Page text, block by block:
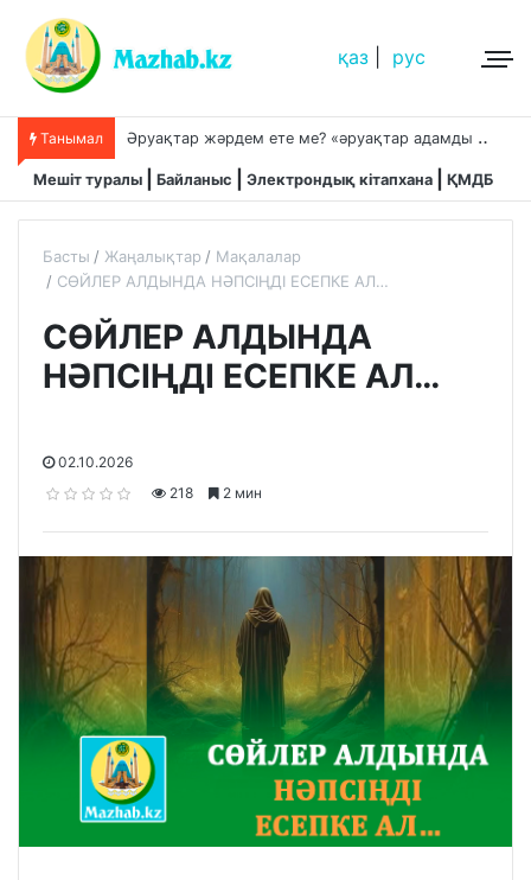
қаз рус
Танымал Ә
руақтар жәрдем ете ме? «әруақтар адамды қорғап жүреді»,-дейді сол рас па?
Мешіт туралы Байланыс Электрондық кітапхана ҚМДБ
Басты Жаңалықтар
Мақалалар
СӨЙЛЕР АЛДЫНДА НӘПСІҢДІ ЕСЕПКЕ АЛ…
СӨЙЛЕР АЛДЫНДА
НӘПСІҢДІ ЕСЕПКЕ АЛ…
02.10.2026
218
2 мин